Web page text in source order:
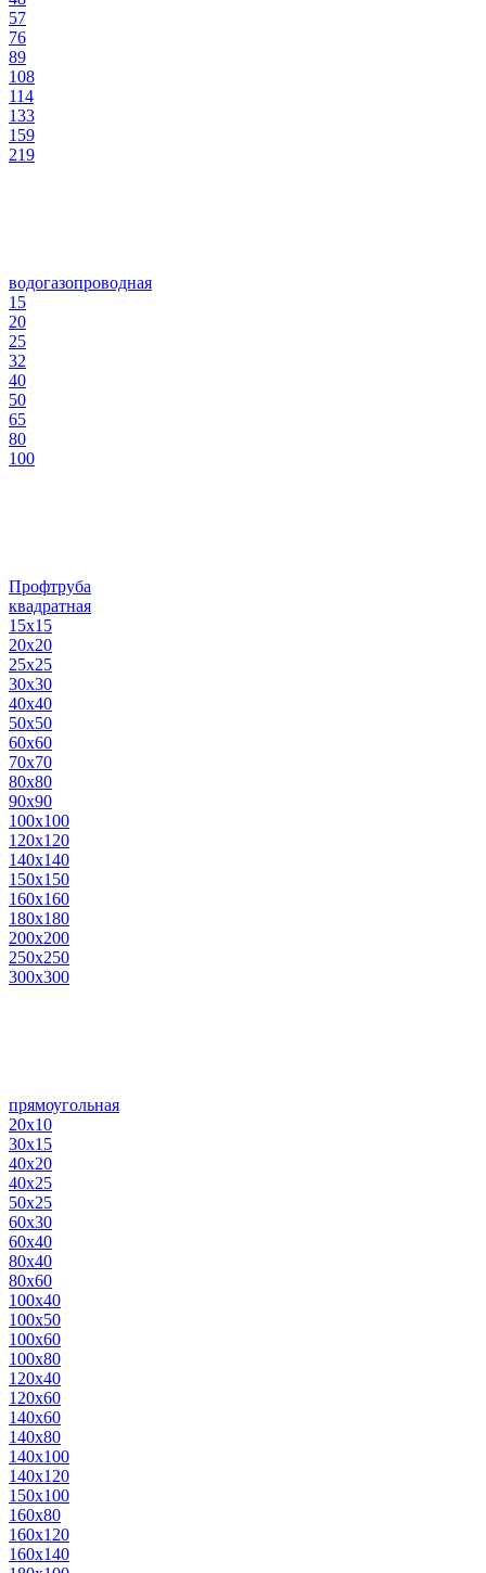
57
76
89
108
114
133
159
219
водогазопроводная
15
20
25
32
40
50
65
80
100
Профтруба
квадратная
15х15
20х20
25х25
30х30
40х40
50х50
60х60
70х70
80х80
90х90
100х100
120х120
140х140
150х150
160х160
180х180
200х200
250х250
300х300
прямоугольная
20х10
30х15
40х20
40х25
50х25
60х30
60х40
80х40
80х60
100х40
100х50
100х60
100х80
120х40
120х60
140х60
140х80
140х100
140х120
150х100
160х80
160х120
160х140